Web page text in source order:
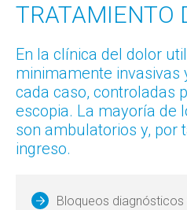
TRATAMIENTO
En la clínica del dolor
minimamente invasivas
cada caso, controladas
escopia. La mayoría de
son ambulatorios y, por
ingreso.
Bloqueos